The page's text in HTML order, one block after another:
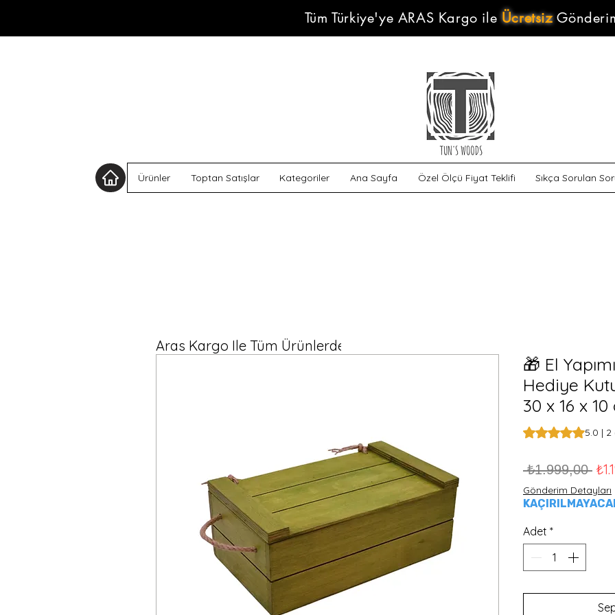
Tüm Türkiye'ye ARAS Kargo ileÜcretsiz
Ürünler Toptan Satışlar Kategoriler Ana Sayfa Özel Ölçü Fiyat Teklifi Sıkça Sorulan
🎁 El
Hediye
30 x 16 x 10
2 5.0 |
₺1.999,00
Gönderim Detayları
Adet *
Aras Kargo Ile Tüm Ürünlerde Ücretsiz Kargo!